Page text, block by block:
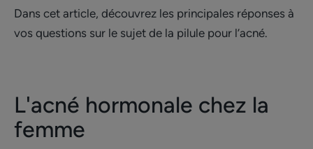
Dans cet article, découvrez les principales réponses à
vos questions sur le sujet de la pilule pour l’acné.
L'acné hormonale chez la
femme